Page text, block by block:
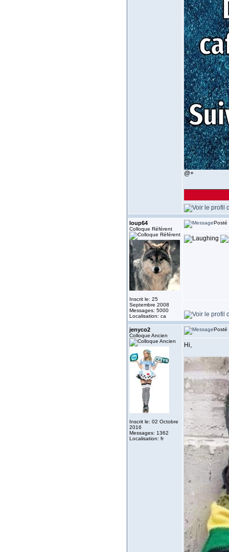
@+
loup64
Colloque Référent
Inscrit le: 25
Septembre 2008
Messages: 5000
Localisation: ca
Posté
jenyco2
Colloque Ancien
Inscrit le: 02 Octobre
2016
Messages: 1362
Localisation: fr
Posté
Hi,